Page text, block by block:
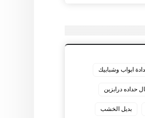
ابواب وشبابيك
حداده درابزين
بديل الخشب